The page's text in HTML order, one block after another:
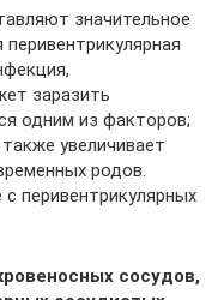
значительное
заразить
одним из факторов;
увеличивает
родов.
перивентрикулярных
сосудов,